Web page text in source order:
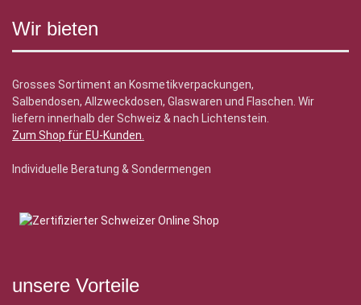
Wir bieten
Grosses Sortiment an Kosmetikverpackungen,
Salbendosen, Allzweckdosen, Glaswaren und Flaschen. Wir
liefern innerhalb der Schweiz & nach Lichtenstein.
Zum Shop für EU-Kunden
Individuelle Beratung & Sondermengen
unsere Vorteile